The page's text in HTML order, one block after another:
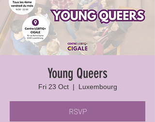
Young Queers
Fri 23 Oct
  |
Luxembourg
RSVP